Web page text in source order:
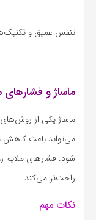
تنفس عمیق و
ماساژ و فشارهای
ماساژ یکی از
می‌تواند باعث کاهش
شود. فشارهای ملایم
راحت‌تر می‌کند.
نکات مهم